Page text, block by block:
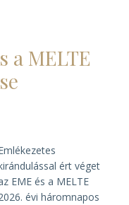
a MELTE
ért véget
EME és a MELTE
évi háromnapos